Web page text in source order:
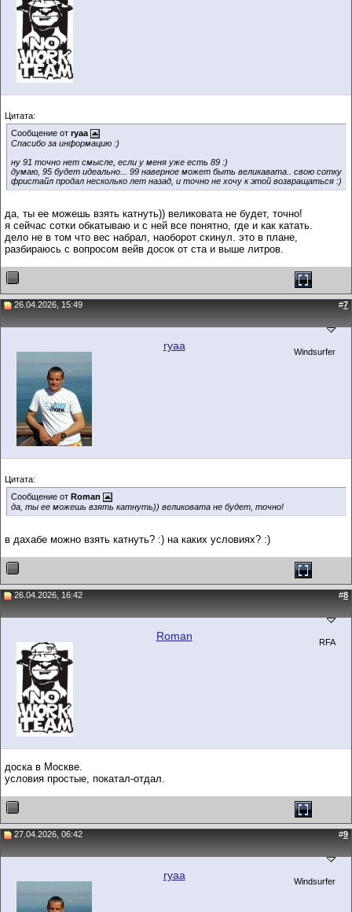
Цитата:
Сообщение от ryaa
Спасибо за информацию :)
ну 91 точно нет смысле, если у меня уже есть 89 :)
думаю, 95 будет идеально... 99 наверное может быть великавата.. свою сотку
фристайл продал несколько лет назад, и точно не хочу к этой возвращаться :)
да, ты ее можешь взять катнуть)) великовата не будет, точно!
я сейчас сотки обкатываю и с ней все понятно, где и как катать.
дело не в том что вес набрал, наоборот скинул. это в плане,
разбираюсь с вопросом вейв досок от ста и выше литров.
26.04.2026, 15:49 #7
ryaa Windsurfer
Цитата:
Сообщение от Roman
да, ты ее можешь взять катнуть)) великовата не будет, точно!
в дахабе можно взять катнуть? :) на каких условиях? :)
26.04.2026, 16:42 #8
Roman RFA
доска в Москве.
условия простые, покатал-отдал.
27.04.2026, 06:42 #9
ryaa Windsurfer